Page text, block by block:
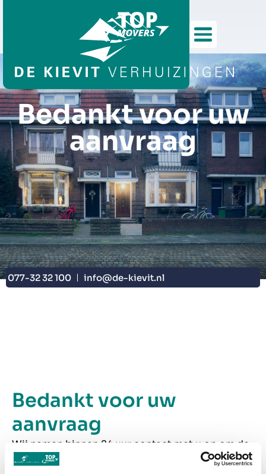
Bedankt voor uw
aanvraag
077-32 32 100 info@de-kievit.nl
Bedankt voor uw
aanvraag
Wij nemen binnen 24 uur contact met u op om de
video afspraak te plannen. Na de video chat maken